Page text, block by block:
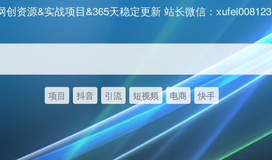
创资源&实战项目&365天稳定更新 站长微信：xufei008123
项目 抖音 引流 短视频 电商 快手